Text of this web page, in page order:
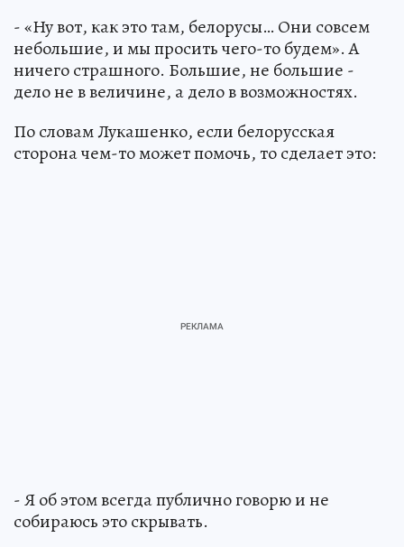
- «Ну вот, как это там, белорусы… Они совсем
небольшие, и мы просить чего-то будем». А
ничего страшного. Большие, не большие -
дело не в величине, а дело в возможностях.
По словам Лукашенко, если белорусская
сторона чем-то может помочь, то сделает это:
- Я об этом всегда публично говорю и не
собираюсь это скрывать.